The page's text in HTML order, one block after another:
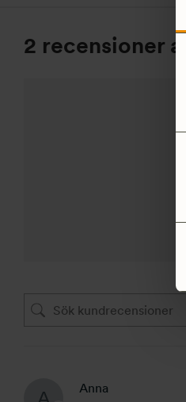
2 recensioner av
Anna